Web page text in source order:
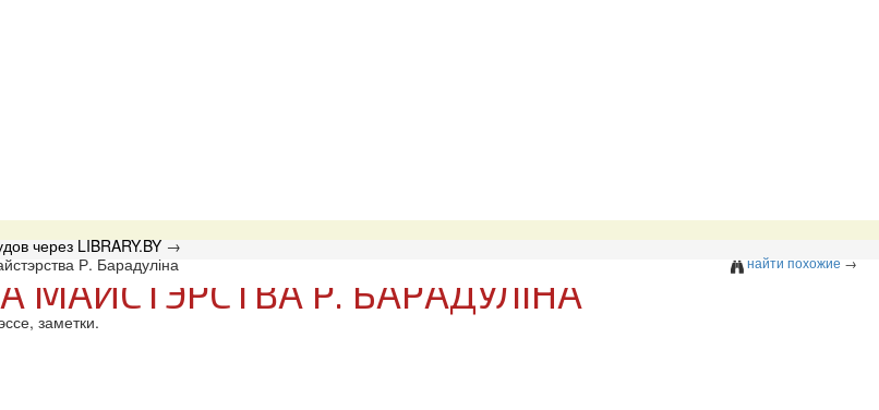
через LIBRARY.BY→
найти похожие →
Р. Барадуліна
МАЙСТЭРСТВА Р. БАРАДУЛІНА
заметки.